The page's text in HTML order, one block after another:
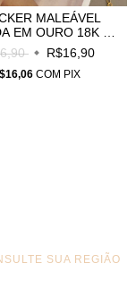
MALEÁVEL
EM OURO 18K OU
925 - CH0052
R$16,90
COM PIX
SUA REGIÃO